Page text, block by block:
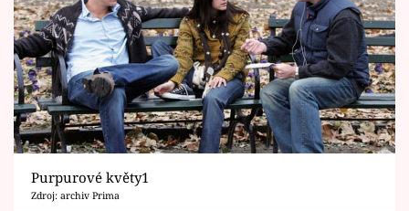
Seriály
Horoskopy
Sledujte prima+
Filmový festival Karlovy Vary
Pořady
Purpurové květy1
Zdroj: archiv Prima